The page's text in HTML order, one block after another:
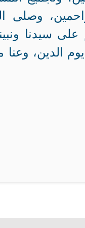
وصلى
سيدنا
الدين،